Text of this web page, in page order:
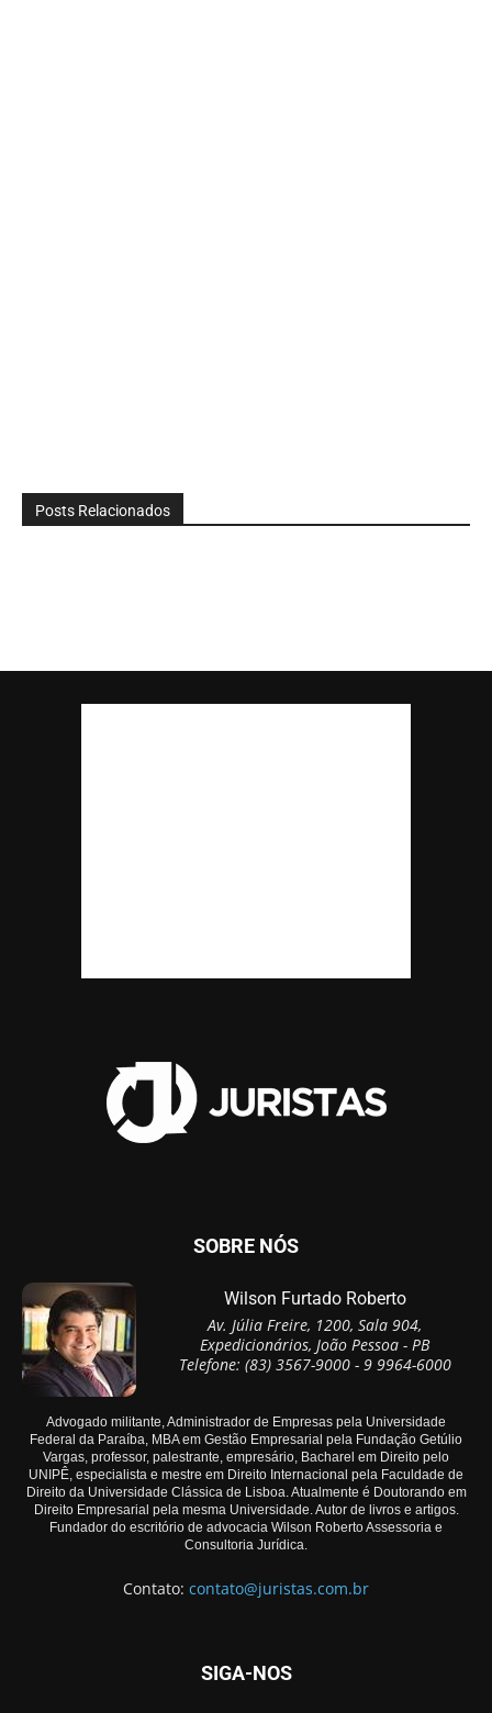
Posts Relacionados
SOBRE NÓS
Wilson Furtado Roberto
Av. Júlia Freire, 1200, Sala 904,
Expedicionários, João Pessoa - PB
Telefone: (83) 3567-9000 - 9 9964-6000
Advogado militante, Administrador de Empresas pela Universidade
Federal da Paraíba, MBA em Gestão Empresarial pela Fundação Getúlio
Vargas, professor, palestrante, empresário, Bacharel em Direito pelo
UNIPÊ, especialista e mestre em Direito Internacional pela Faculdade de
Direito da Universidade Clássica de Lisboa. Atualmente é Doutorando em
Direito Empresarial pela mesma Universidade. Autor de livros e artigos.
Fundador do escritório de advocacia Wilson Roberto Assessoria e
Consultoria Jurídica.
Contato: contato@juristas.com.br
SIGA-NOS